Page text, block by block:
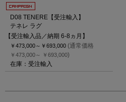
D08 TENERE【受注輸入】
テネレ ラグ
【受注輸入品／納期 6-8ヵ月】
￥473,000～ ￥693,000 (通常価格
￥473,000～ ￥693,000)
在庫：受注輸入